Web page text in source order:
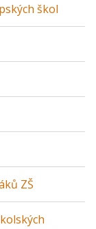
škol
ZŠ